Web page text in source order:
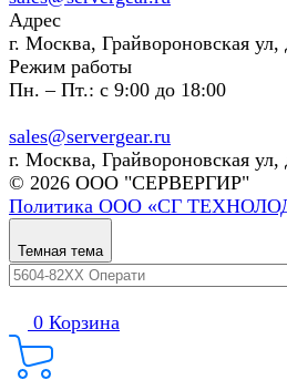
Адрес
г. Москва, Грайвороновская
Режим работы
Пн. – Пт.: с 9:00 до 18:00
sales@servergear.ru
г. Москва, Грайвороновская
© 2026 ООО "СЕРВЕРГИР"
Политика ООО «СГ
Темная тема
0 Корзина